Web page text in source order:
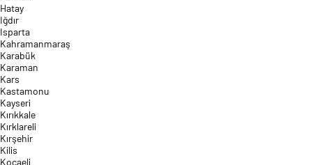
Hatay
Iğdır
Isparta
Kahramanmaraş
Karabük
Karaman
Kars
Kastamonu
Kayseri
Kırıkkale
Kırklareli
Kırşehir
Kilis
Kocaeli